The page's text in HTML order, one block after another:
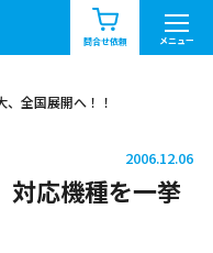
問合せ依頼 メニュー
お知らせ一覧
関東
全国展開へ！！
2006.12.06
対応機種を一挙